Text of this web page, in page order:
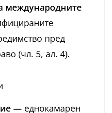
международните
пред
(чл. 5, ал. 4).
— еднокамарен